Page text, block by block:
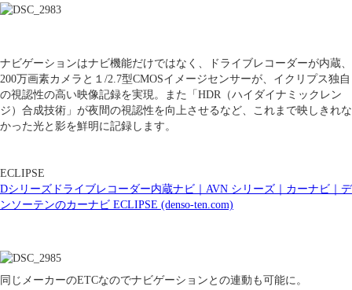
ナビゲーションはナビ機能だけではなく、ドライブレコーダーが内蔵、
200万画素カメラと１/2.7型CMOSイメージセンサーが、イクリプス独自
の視認性の高い映像記録を実現。また「HDR（ハイダイナミックレン
ジ）合成技術」が夜間の視認性を向上させるなど、これまで映しきれな
かった光と影を鮮明に記録します。
ECLIPSE
Dシリーズドライブレコーダー内蔵ナビ｜AVN シリーズ｜カーナビ｜デ
ンソーテンのカーナビ ECLIPSE (denso-ten.com)
同じメーカーのETCなのでナビゲーションとの連動も可能に。